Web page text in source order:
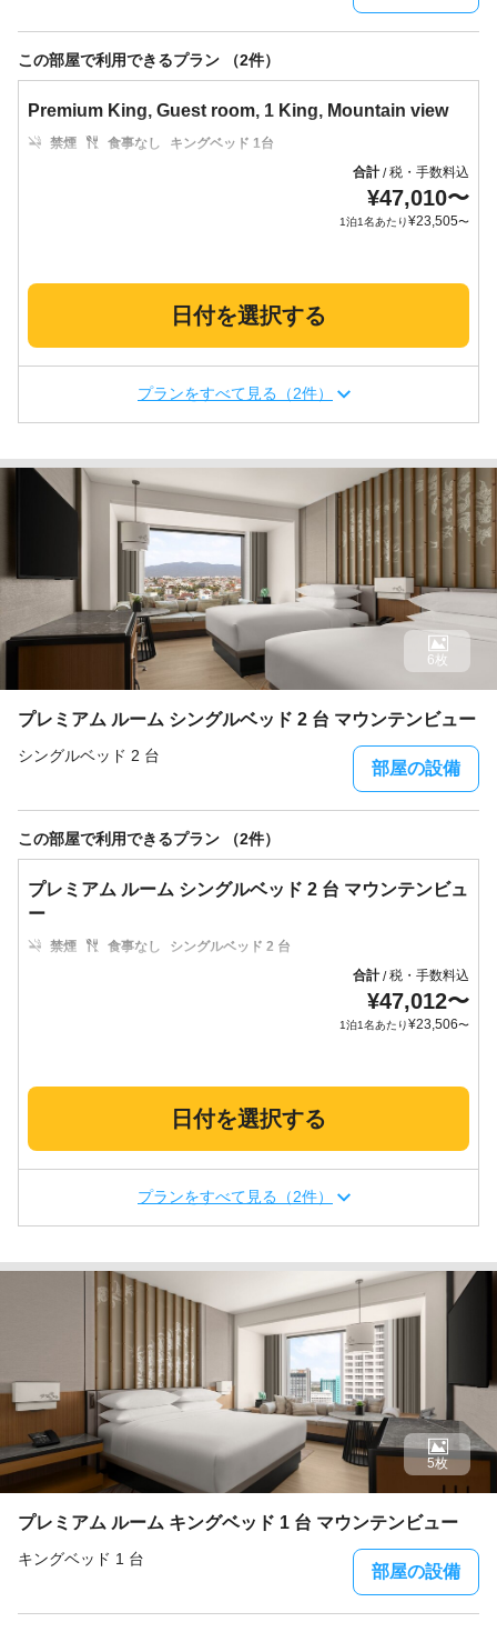
この部屋で利用できるプラン （2件）
Premium King, Guest room, 1 King, Mountain view
禁煙 食事なし
キングベッド 1台
合計/税・手数料込
¥47,010〜
1泊1名あたり¥23,505〜
日付を選択する
プランをすべて見る（2件）
プレミアム ルーム シングルベッド 2 台 マウンテンビュー
シングルベッド 2 台
部屋の設備
6枚
この部屋で利用できるプラン （2件）
プレミアム ルーム シングルベッド 2 台 マウンテンビュ
ー
禁煙 食事なし
シングルベッド 2 台
合計/税・手数料込
¥47,012〜
1泊1名あたり¥23,506〜
日付を選択する
プランをすべて見る（2件）
プレミアム ルーム キングベッド 1 台 マウンテンビュー
キングベッド 1 台
部屋の設備
5枚